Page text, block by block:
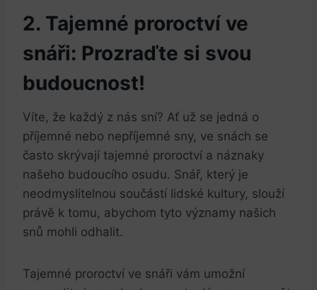
2. Tajemné proroctví ve
snáři: Prozraďte si svou
budoucnost!
Víte, že každý z⁤ nás sní? ‍Ať už ‍se jedná ⁣o
příjemné nebo nepříjemné sny, ve snách se
často skrývají‌ tajemné proroctví a‌ náznaky
⁢našeho‌ budoucího​ osudu. ⁣Snář, který⁤ je ​
neodmyslitelnou součástí lidské kultury,​ slouží
právě ‍k tomu, abychom⁢ tyto významy⁣ našich⁣
snů mohli odhalit.
Tajemné proroctví ve snáři vám umožní